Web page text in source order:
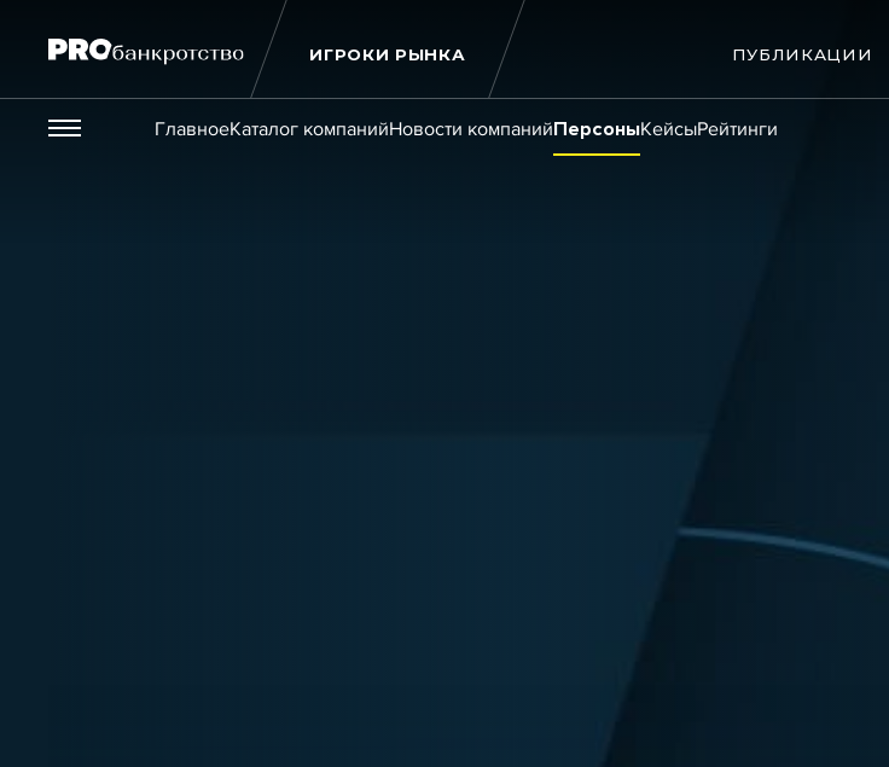
ИГРОКИ РЫНКА ПУБЛИКАЦИИ
Везде
ГлавноеКаталог компанийНовости компанийПерсоныКейсыРейтинги